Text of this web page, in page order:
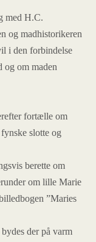
med H.C.
og madhistorikeren
i den forbindelse
om maden
fortælle om
slotte og
berette om
om lille Marie
”Maries
der på varm